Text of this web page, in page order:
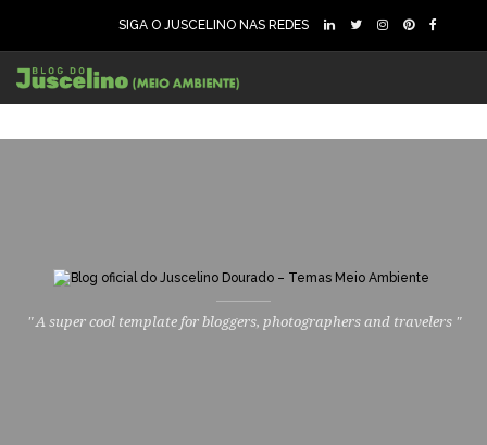
SIGA O JUSCELINO NAS REDES
" A super cool template for bloggers, photographers and travelers "